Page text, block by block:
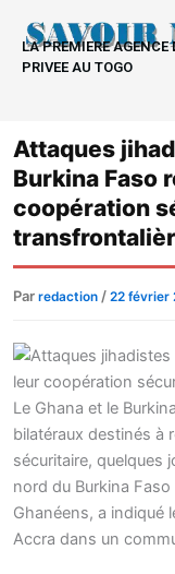
contenu
LA PREMIERE AGENCE
PRIVEE AU TOGO
Attaques
Burkina Faso
coopération
Par redaction / 22 février
Le Ghana et le
bilatéraux destinés à
sécuritaire, quelques
nord du Burkina
Ghanéens, a indiqué
Accra dans un